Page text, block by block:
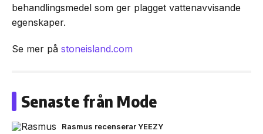
behandlingsmedel som ger plagget vattenavvisande
egenskaper.
Se mer på stoneisland.com
Senaste från Mode
Rasmus recenserar YEEZY